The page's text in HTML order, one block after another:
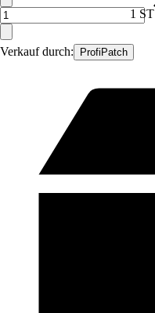
Verkauf durch: ProfiPatch
1 ST